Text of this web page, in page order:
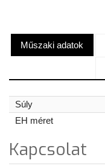
Műszaki adatok
Súly
EH méret
Kapcsolat